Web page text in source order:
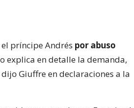
príncipe Andrés por abuso
explica en detalle la demanda,
Giuffre en declaraciones a la